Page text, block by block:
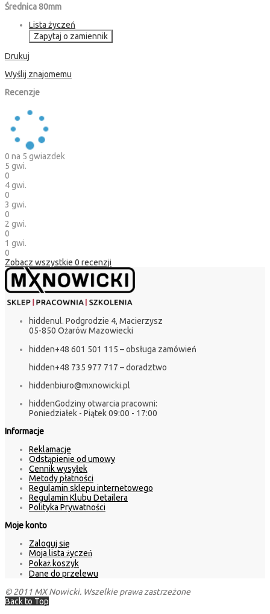
Średnica 80mm
Lista życzeń
Zapytaj o zamiennik
Drukuj
Wyślij znajomemu
Recenzje
0 na 5 gwiazdek
5 gwi.
0
4 gwi.
0
3 gwi.
0
2 gwi.
0
1 gwi.
0
Zobacz wszystkie 0 recenzji
hiddenul. Podgrodzie 4, Macierzysz
05-850 Ożarów Mazowiecki
hidden+48 601 501 115 – obsługa zamówień
hidden+48 735 977 717 – doradztwo
hiddenbiuro@mxnowicki.pl
hiddenGodziny otwarcia pracowni:
Poniedziałek - Piątek 09:00 - 17:00
Informacje
Reklamacje
Odstąpienie od umowy
Cennik wysyłek
Metody płatności
Regulamin sklepu internetowego
Regulamin Klubu Detailera
Polityka Prywatności
Moje konto
Zaloguj się
Moja lista życzeń
Pokaż koszyk
Dane do przelewu
© 2011 MX Nowicki. Wszelkie prawa zastrzeżone
Back to Top